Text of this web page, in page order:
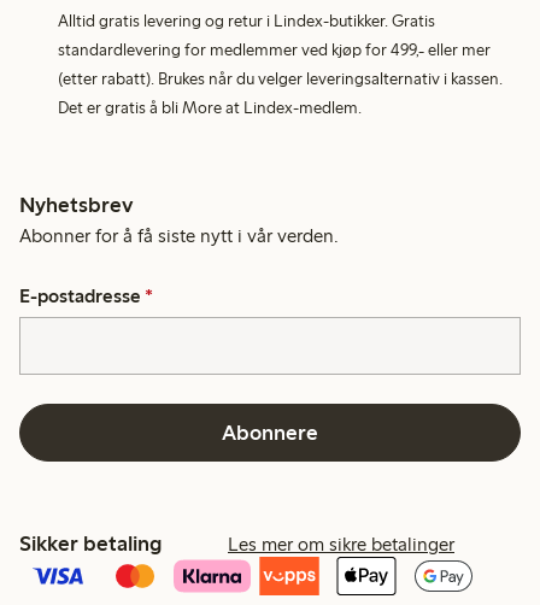
Alltid gratis levering og retur i Lindex-butikker. Gratis
standardlevering for medlemmer ved kjøp for 499,- eller mer
(etter rabatt). Brukes når du velger leveringsalternativ i kassen.
Det er gratis å bli More at Lindex-medlem.
Nyhetsbrev
Abonner for å få siste nytt i vår verden.
E-postadresse *
Abonnere
Sikker betaling Les mer om sikre betalinger